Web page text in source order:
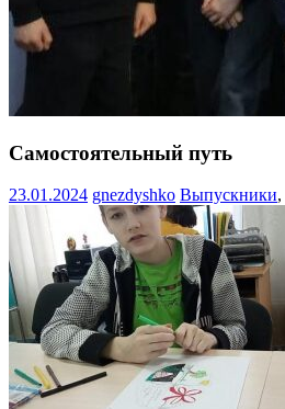
Самостоятельный путь
23.01.2024 gnezdyshko Выпускники,